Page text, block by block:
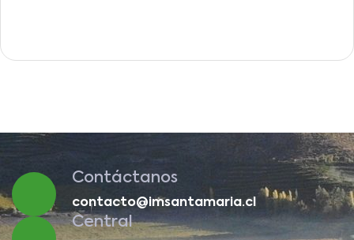
Contáctanos
contacto@imsantamaria.cl
Central